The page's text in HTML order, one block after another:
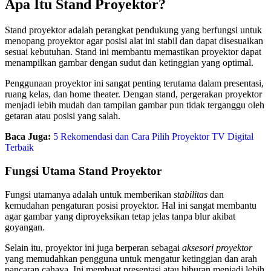
Apa Itu Stand Proyektor?
Stand proyektor adalah perangkat pendukung yang berfungsi untuk
menopang proyektor agar posisi alat ini stabil dan dapat disesuaikan
sesuai kebutuhan. Stand ini membantu memastikan proyektor dapat
menampilkan gambar dengan sudut dan ketinggian yang optimal.
Penggunaan proyektor ini sangat penting terutama dalam presentasi,
ruang kelas, dan home theater. Dengan stand, pergerakan proyektor
menjadi lebih mudah dan tampilan gambar pun tidak terganggu oleh
getaran atau posisi yang salah.
Baca Juga: 5 Rekomendasi dan Cara Pilih Proyektor TV Digital
Terbaik
Fungsi Utama Stand Proyektor
Fungsi utamanya adalah untuk memberikan stabilitas dan
kemudahan pengaturan posisi proyektor. Hal ini sangat membantu
agar gambar yang diproyeksikan tetap jelas tanpa blur akibat
goyangan.
Selain itu, proyektor ini juga berperan sebagai aksesori proyektor
yang memudahkan pengguna untuk mengatur ketinggian dan arah